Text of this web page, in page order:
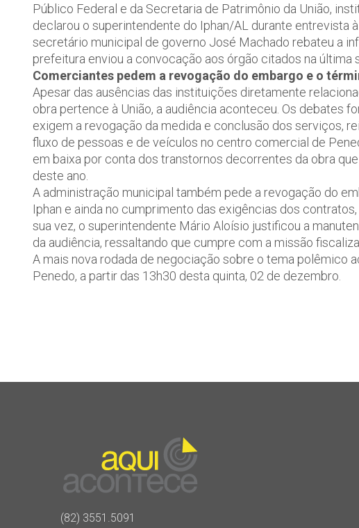
Público Federal e da Secretaria de Patrimônio da União,
declarou o superintendente do Iphan/AL durante entrevista
secretário municipal de governo José Machado rebateu a
prefeitura enviou a convocação aos órgão citados na última
Comerciantes pedem a revogação do embargo e o
Apesar das ausências das instituições diretamente
obra pertence à União, a audiência aconteceu. Os debates
exigem a revogação da medida e conclusão dos serviços,
fluxo de pessoas e de veículos no centro comercial de
em baixa por conta dos transtornos decorrentes da obra
deste ano.
A administração municipal também pede a revogação do
Iphan e ainda no cumprimento das exigências dos
sua vez, o superintendente Mário Aloísio justificou a
da audiência, ressaltando que cumpre com a missão
A mais nova rodada de negociação sobre o tema polêmico
Penedo, a partir das 13h30 desta quinta, 02 de dezembro.
(82) 3551.5091